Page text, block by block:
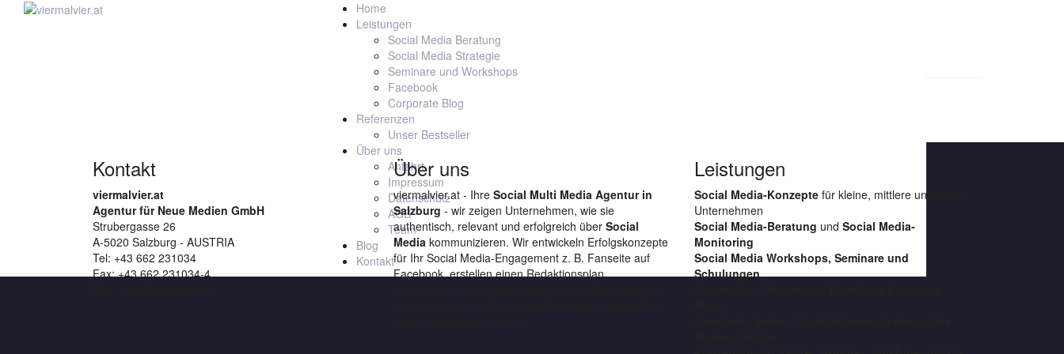
Home
Leistungen
Social Media Beratung
Social Media Strategie
Seminare und Workshops
Facebook
Corporate Blog
Referenzen
Unser Bestseller
Über uns
Anfahrt
Impressum
Datenschutz
AGB
Team
Blog
Kontakt
It seems we can’t find what you’re looking for. Perhaps searching can help.
Kontakt
viermalvier.at
Agentur für Neue Medien GmbH
Strubergasse 26
A-5020 Salzburg - AUSTRIA
Tel: +43 662 231034
Fax: +43 662 231034-4
Über uns
viermalvier.at - Ihre Social Multi Media Agentur in
Salzburg - wir zeigen Unternehmen, wie sie
authentisch, relevant und erfolgreich über Social
Media kommunizieren. Wir entwickeln Erfolgskonzepte
für Ihr Social Media-Engagement z. B. Fanseite auf
Facebook, erstellen einen Redaktionsplan,
Leistungen
Social Media-Konzepte für kleine, mittlere und große
Unternehmen
Social Media-Beratung und Social Media-
Monitoring
Social Media Workshops, Seminare und
Schulungen